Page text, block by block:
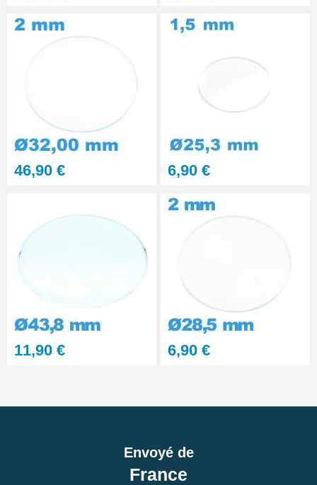
46,90 € 6,90 €
11,90 € 6,90 €
Envoyé de
France